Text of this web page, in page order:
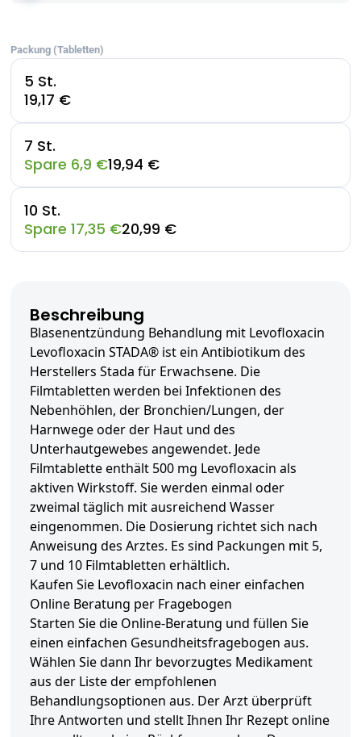
Packung (Tabletten)
5 St.
19,17 €
7 St.
Spare 6,9 €19,94 €
10 St.
Spare 17,35 €20,99 €
Beschreibung
Blasenentzündung Behandlung mit Levofloxacin
Levofloxacin STADA® ist ein Antibiotikum des
Herstellers Stada für Erwachsene. Die
Filmtabletten werden bei Infektionen des
Nebenhöhlen, der Bronchien/Lungen, der
Harnwege oder der Haut und des
Unterhautgewebes angewendet. Jede
Filmtablette enthält 500 mg Levofloxacin als
aktiven Wirkstoff. Sie werden einmal oder
zweimal täglich mit ausreichend Wasser
eingenommen. Die Dosierung richtet sich nach
Anweisung des Arztes. Es sind Packungen mit 5,
7 und 10 Filmtabletten erhältlich.
Kaufen Sie Levofloxacin nach einer einfachen
Online Beratung per Fragebogen
Starten Sie die Online-Beratung und füllen Sie
einen einfachen Gesundheitsfragebogen aus.
Wählen Sie dann Ihr bevorzugtes Medikament
aus der Liste der empfohlenen
Behandlungsoptionen aus. Der Arzt überprüft
Ihre Antworten und stellt Ihnen Ihr Rezept online